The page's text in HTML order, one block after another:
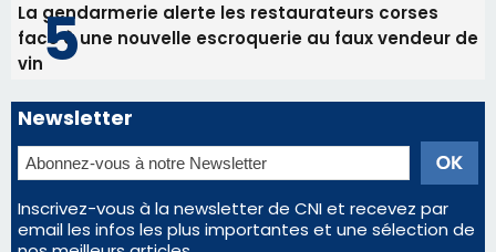
Les plus lus
Satine Nomary est la nouvelle Miss Corse 2026
Éclipse du 12 août : la Corse aux premières loges
d'un spectacle qui ne reviendra pas avant 2081
Bastia – Le festival Porto Latino évacué en urgence
avant le concert de Mosimann
En Corse, un début de saison marqué par une
consommation en recul dans les restaurants